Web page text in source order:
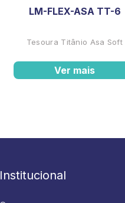
LM-FLEX-ASA TT-6
Tesoura Titânio Asa Soft
Ver mais
Institucional